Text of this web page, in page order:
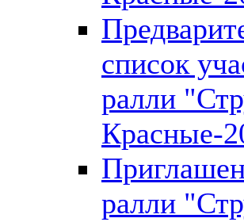
список
ралли
Красные-
ралли